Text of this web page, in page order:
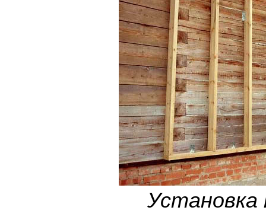
Установка